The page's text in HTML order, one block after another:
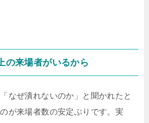
の来場者がいるから
なぜ潰れないのか」と聞かれたと
が来場者数の安定ぶりです。実